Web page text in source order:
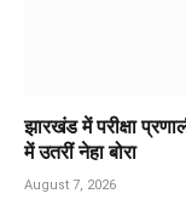
झारखंड में परीक्षा
में उतरीं नेहा बोरा
August 7, 2026